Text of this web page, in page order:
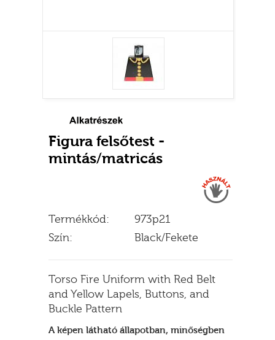
Figura felsőtest -
mintás/matricás
Termékkód:
973p21
Szín:
Black/Fekete
Torso Fire Uniform with Red Belt
and Yellow Lapels, Buttons, and
Buckle Pattern
A képen látható állapotban, minőségben